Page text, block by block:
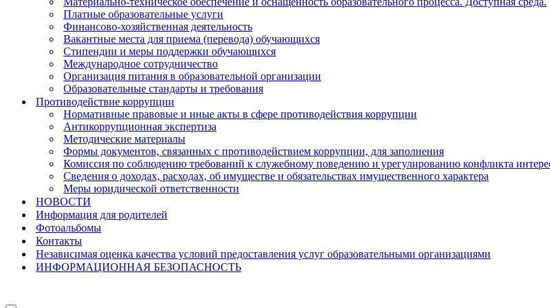
Платные образовательные услуги
Финансово-хозяйственная деятельность
Вакантные места для приема (перевода) обучающихся
Стипендии и меры поддержки обучающихся
Международное сотрудничество
Организация питания в образовательной организации
Образовательные стандарты и требования
Противодействие коррупции
Нормативные правовые и иные акты в сфере противодействия коррупции
Антикоррупционная экспертиза
Методические материалы
Формы документов, связанных с противодействием коррупции, для заполнения
Комиссия по соблюдению требований к служебному поведению и урегулированию конфликта
Сведения о доходах, расходах, об имуществе и обязательствах имущественного характера
Меры юридической ответственности
НОВОСТИ
Информация для родителей
Фотоальбомы
Контакты
Независимая оценка качества условий предоставления услуг образовательными организациями
ИНФОРМАЦИОННАЯ БЕЗОПАСНОСТЬ